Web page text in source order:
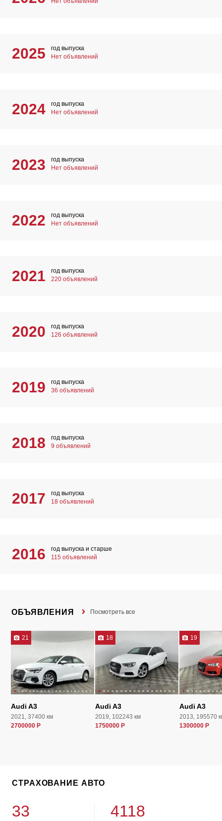
2025
год выпуска
Нет объявлений
2024
год выпуска
Нет объявлений
2023
год выпуска
Нет объявлений
2022
год выпуска
Нет объявлений
2021
год выпуска
220 объявлений
2020
год выпуска
126 объявлений
2019
год выпуска
36 объявлений
2018
год выпуска
9 объявлений
2017
год выпуска
18 объявлений
2016
год выпуска и старше
115 объявлений
ОБЪЯВЛЕНИЯ Посмотреть все
21
Audi A3
2021, 37400 км
2700000 Р
18
Audi A3
2019, 102243 км
1750000 Р
19
Audi A3
2013, 195570
1300000 Р
СТРАХОВАНИЕ АВТО
33 4118